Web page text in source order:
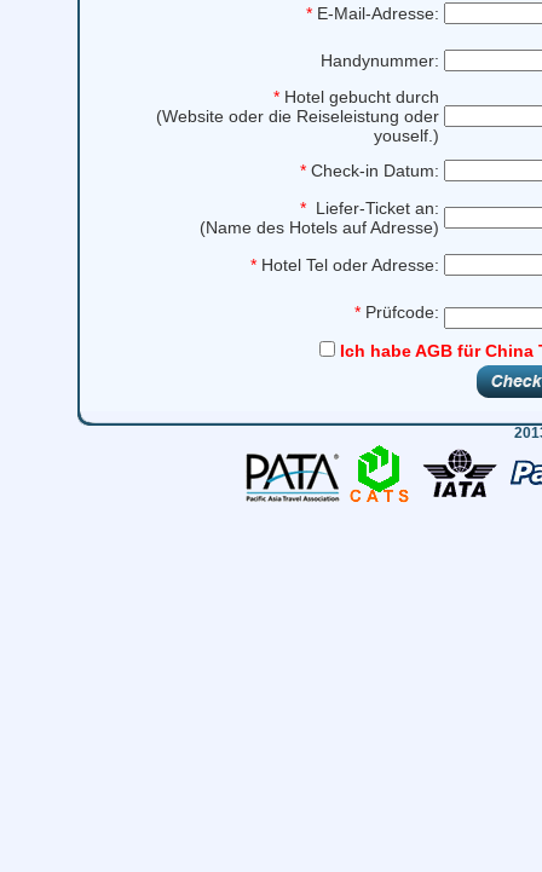
* E-Mail-Adresse:
Handynummer:
* Hotel gebucht durch
(Website oder die Reiseleistung oder
youself.)
* Check-in Datum:
* Liefer-Ticket an:
(Name des Hotels auf Adresse)
* Hotel Tel oder Adresse:
* Prüfcode:
Ich habe AGB für